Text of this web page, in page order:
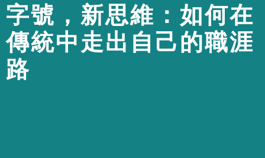
字號 ， 新思維 ： 如何在
傳統中走出 自 己的職涯
路